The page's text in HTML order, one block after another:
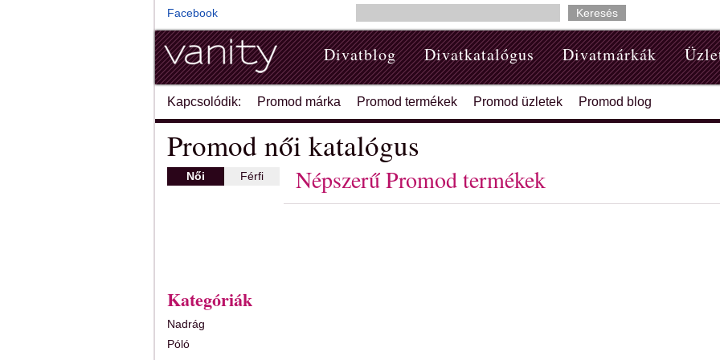
Facebook
Divatblog Divatkatalógus Divatmárkák
Kapcsolódik: Promod márka Promod termékek Promod üzletek Promod blog
Promod női katalógus
Női Férfi
Kategóriák
Nadrág
Póló
Népszerű Promod termékek